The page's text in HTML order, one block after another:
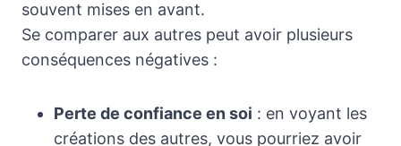
souvent mises en avant.
Se comparer aux autres peut avoir plusieurs
conséquences négatives :
Perte de confiance en soi : en voyant les
créations des autres, vous pourriez avoir